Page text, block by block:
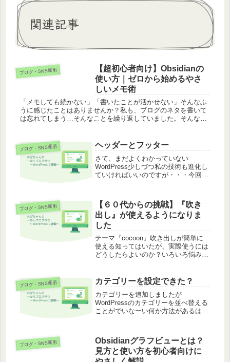
関連記事
ブログ・SNS運用
【超初心者向け】Obsidianの
使い方｜ゼロから始めるやさ
しいメモ術
「メモしても続かない」「書いたことが活かせない」そんなふ
うに感じたことはありませんか？私も、ブログのネタを書いて
は忘れてしまう…そんなことを繰り返していました。そんなと
ブログ・SNS運用 ヘッダーとフッター
さて、まだよくわかっていない
WordPress少しづつ私の技術も進化し
ていければいいのですが・・・今回
いけれど、いかがでしょうか？少し、
ブログらしくなってきたかしら？
ブログ・SNS運用
【６０代からの挑戦】『吹き
出し』が使えるようになりま
した
テーマ『cocoon』吹き出しが簡単に
使える知ってはいたが、実際使うには
どうしたらよいのか？いろいろ悩みな
は基本的な流れを【Cocoonで吹き出
しを使う方法】① Cocoo...
ブログ・SNS運用 カテゴリーを設定できた？
カテゴリーを追加しましたが
WordPressのカテゴリーを並べ替える
ことがでいなーい何か方法があるは
Custom Post Order日本人が作ったと
いうことで...
ブログ・SNS運用
Obsidianグラフビューとは？
見方と使い方を初心者向けに